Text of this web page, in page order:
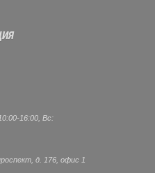
16:00, Вс:
д. 176, офис 1